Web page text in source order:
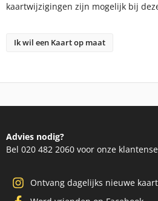
Bel 020 482 2060 voor onze
Word vrienden op Facebook